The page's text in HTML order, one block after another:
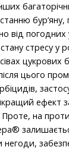
від погодних
стресу у
цукрових
цього
ефект
Проте, на
негоди,